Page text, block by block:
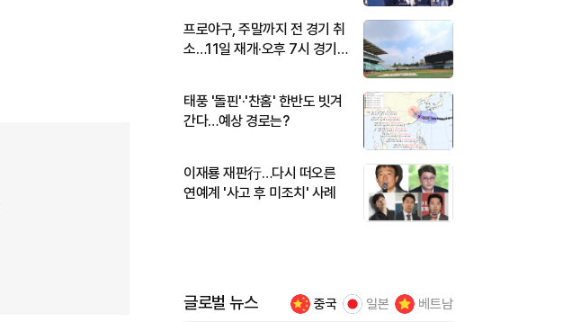
프로야구, 주말까지 전 경기 취
소…11일 재개·오후 7시 경기
태풍 '돌핀'·'찬홈' 한반도 빗겨
간다…예상 경로는?
이재룡 재판行…다시 떠오른
연예계 '사고 후 미조치' 사례
글로벌 뉴스 중국 일본 베트남